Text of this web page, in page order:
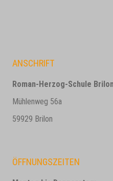
ANSCHRIFT
Roman-Herzog-Schule Brilon
Mühlenweg 56a
59929 Brilon
ÖFFNUNGSZEITEN